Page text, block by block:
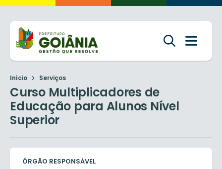
Início Serviços
Curso Multiplicadores de
Educação para Alunos Nível
Superior
ÓRGÃO RESPONSÁVEL